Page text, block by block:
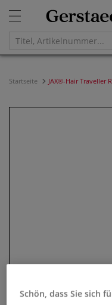
Startseite JAX®-Hair Traveller
Schön, dass Sie sich